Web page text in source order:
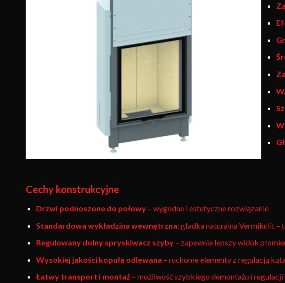
Cechy konstrukcyjne
Drzwi podnoszone do połowy– wygodne i estetyczne rozwiązanie
Standardowa wykładzina wewnętrzna: gładka naturalna Vermikulit –
Regulowany dolny spryskiwacz szyby– zapewnia lepszy widok
Wysokiej jakości kopuła odlewana – ruchome elementy z regulacją
Łatwy transport i montaż – możliwość szybkiego demontażu i